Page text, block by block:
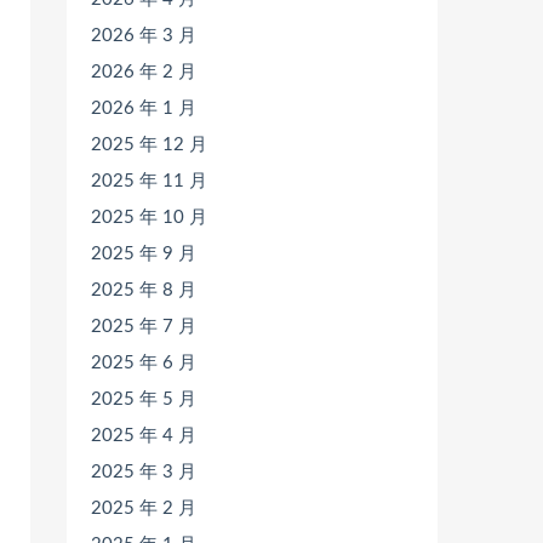
2026 年 3 月
2026 年 2 月
2026 年 1 月
2025 年 12 月
2025 年 11 月
2025 年 10 月
2025 年 9 月
2025 年 8 月
2025 年 7 月
2025 年 6 月
2025 年 5 月
2025 年 4 月
2025 年 3 月
2025 年 2 月